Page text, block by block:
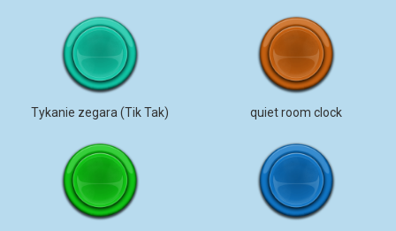
Tykanie zegara (Tik Tak) quiet room clock